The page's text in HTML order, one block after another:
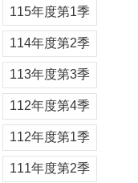
115年度第1季
114年度第2季
113年度第3季
112年度第4季
112年度第1季
111年度第2季